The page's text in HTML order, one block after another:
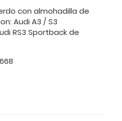
con almohadilla de
Audi A3 / S3
RS3 Sportback de